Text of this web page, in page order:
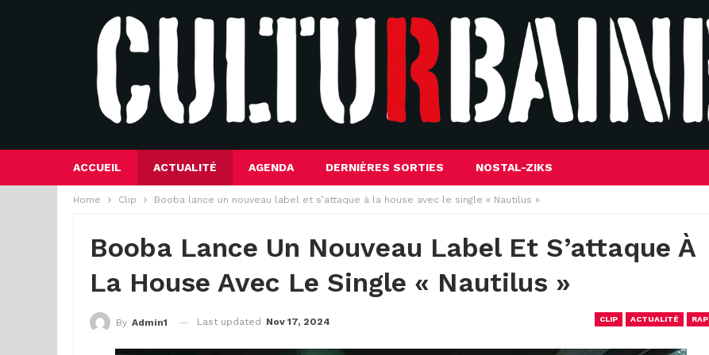
ACCUEIL ACTUALITÉ AGENDA DERNIÈRES SORTIES NOSTAL-ZIKS
Home Clip Booba lance un nouveau label et s’attaque à la house avec le single « Nautilus »
Booba Lance Un Nouveau Label Et S’attaque À
La House Avec Le Single « Nautilus »
CLIP ACTUALITÉ RAP
By Admin1 Last updated Nov 17, 2024